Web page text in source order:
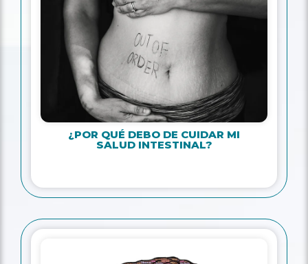
¿POR QUÉ DEBO DE CUIDAR MI
SALUD INTESTINAL?